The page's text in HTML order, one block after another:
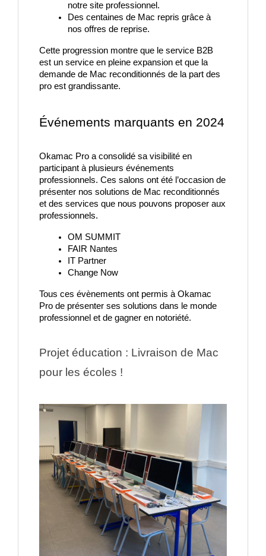
notre site professionnel.
Des centaines de Mac repris grâce à
nos offres de reprise.
Cette progression montre que le service B2B
est un service en pleine expansion et que la
demande de Mac reconditionnés de la part des
pro est grandissante.
Événements marquants en 2024
Okamac Pro a consolidé sa visibilité en
participant à plusieurs événements
professionnels. Ces salons ont été l’occasion de
présenter nos solutions de Mac reconditionnés
et des services que nous pouvons proposer aux
professionnels.
OM SUMMIT
FAIR Nantes
IT Partner
Change Now
Tous ces évènements ont permis à Okamac
Pro de présenter ses solutions dans le monde
professionnel et de gagner en notoriété.
Projet éducation : Livraison de Mac
pour les écoles !